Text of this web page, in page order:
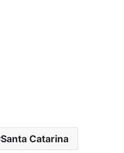
Santa Catarina